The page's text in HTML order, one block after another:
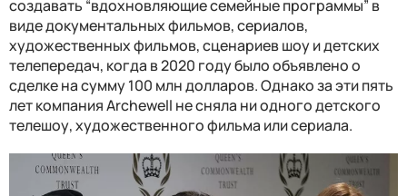
создавать “вдохновляющие семейные программы” в
виде документальных фильмов, сериалов,
художественных фильмов, сценариев шоу и детских
телепередач, когда в 2020 году было объявлено о
сделке на сумму 100 млн долларов. Однако за эти пять
лет компания Archewell не сняла ни одного детского
телешоу, художественного фильма или сериала.